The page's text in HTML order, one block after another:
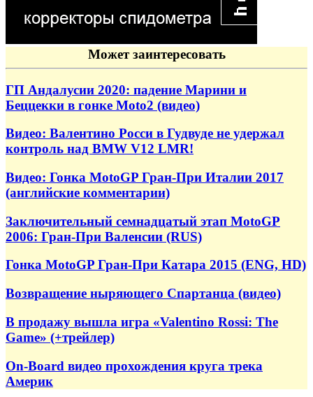
Может заинтересовать
ГП Андалусии 2020: падение Марини и
Беццекки в гонке Moto2 (видео)
Видео: Валентино Росси в Гудвуде не удержал
контроль над BMW V12 LMR!
Видео: Гонка MotoGP Гран-При Италии 2017
(английские комментарии)
Заключительный семнадцатый этап MotoGP
2006: Гран-При Валенсии (RUS)
Гонка MotoGP Гран-При Катара 2015 (ENG, HD)
Возвращение ныряющего Спартанца (видео)
В продажу вышла игра «Valentino Rossi: The
Game» (+трейлер)
On-Board видео прохождения круга трека
Америк